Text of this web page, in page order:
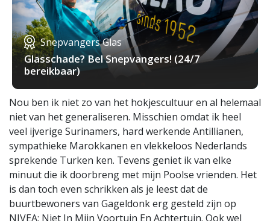
Snepvangers Glas
Glasschade? Bel Snepvangers! (24/7
bereikbaar)
Nou ben ik niet zo van het hokjescultuur en al helemaal
niet van het generaliseren. Misschien omdat ik heel
veel ijverige Surinamers, hard werkende Antillianen,
sympathieke Marokkanen en vlekkeloos Nederlands
sprekende Turken ken. Tevens geniet ik van elke
minuut die ik doorbreng met mijn Poolse vrienden. Het
is dan toch even schrikken als je leest dat de
buurtbewoners van Gageldonk erg gesteld zijn op
NIVEA: Niet In Mijn Voortuin En Achtertuin. Ook wel